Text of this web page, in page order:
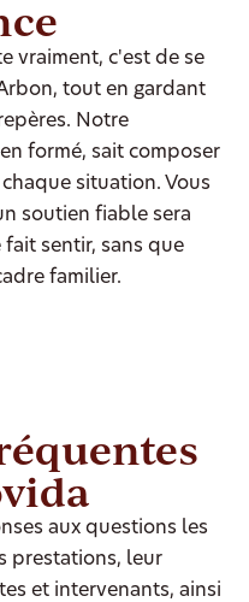
vraiment, c'est de se
tout en gardant
Notre
formé, sait composer
situation. Vous
soutien fiable sera
sentir, sans que
familier.
aux questions les
prestations, leur
et intervenants, ainsi